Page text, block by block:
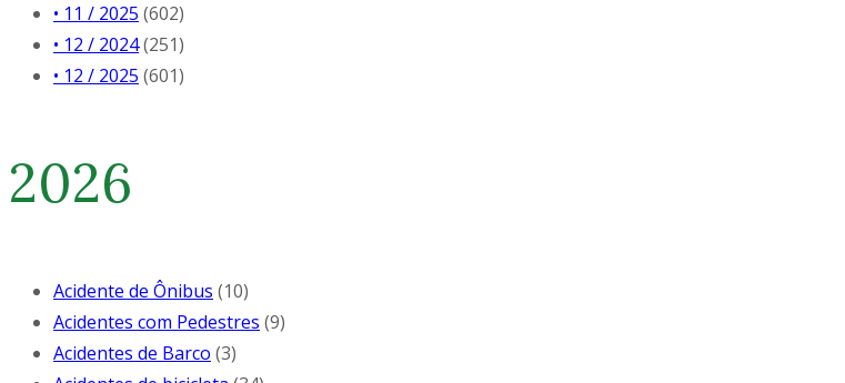
• 11 / 2025 (602)
• 12 / 2024(251)
• 12 / 2025 (601)
2026
Acidente de Ônibus (10)
Acidentes com Pedestres (9)
Acidentes de Barco (3)